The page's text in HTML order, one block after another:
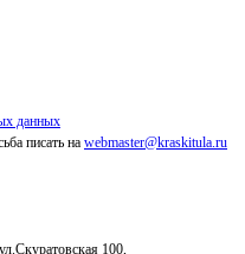
данных
писать на webmaster@kraskitula.ru
100,